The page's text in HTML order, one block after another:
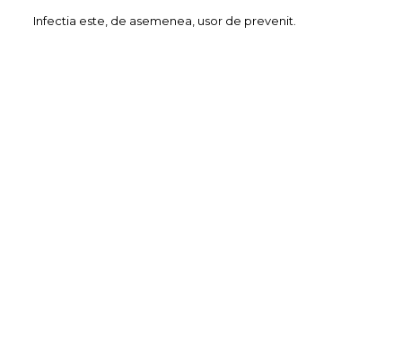
Infectia este, de asemenea, usor de prevenit.